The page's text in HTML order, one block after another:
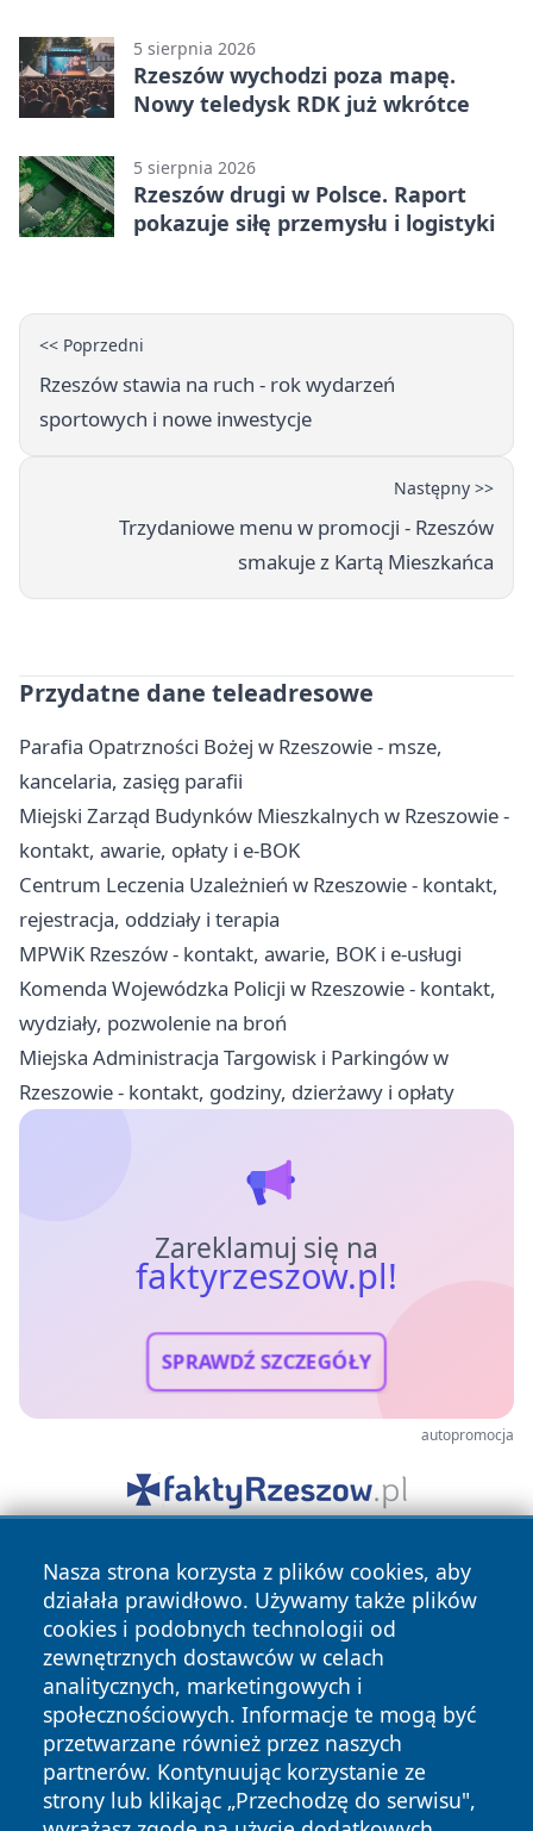
5 sierpnia 2026
Rzeszów wychodzi poza mapę.
Nowy teledysk RDK już wkrótce
5 sierpnia 2026
Rzeszów drugi w Polsce. Raport
pokazuje siłę przemysłu i logistyki
<< Poprzedni
Rzeszów stawia na ruch - rok wydarzeń
sportowych i nowe inwestycje
Następny >>
Trzydaniowe menu w promocji - Rzeszów
smakuje z Kartą Mieszkańca
Przydatne dane teleadresowe
Parafia Opatrzności Bożej w Rzeszowie - msze,
kancelaria, zasięg parafii
Miejski Zarząd Budynków Mieszkalnych w Rzeszowie -
kontakt, awarie, opłaty i e-BOK
Centrum Leczenia Uzależnień w Rzeszowie - kontakt,
rejestracja, oddziały i terapia
MPWiK Rzeszów - kontakt, awarie, BOK i e-usługi
Komenda Wojewódzka Policji w Rzeszowie - kontakt,
wydziały, pozwolenie na broń
Miejska Administracja Targowisk i Parkingów w
Rzeszowie - kontakt, godziny, dzierżawy i opłaty
Zareklamuj się na
faktyrzeszow.pl!
SPRAWDŹ SZCZEGÓŁY
autopromocja
Nasza strona korzysta z plików cookies, aby
działała prawidłowo. Używamy także plików
cookies i podobnych technologii od
zewnętrznych dostawców w celach
analitycznych, marketingowych i
społecznościowych. Informacje te mogą być
przetwarzane również przez naszych
partnerów. Kontynuując korzystanie ze
strony lub klikając „Przechodzę do serwisu",
Copyright © 2026 faktyrzeszow.pl Wszystkie prawa
zastrzeżone.
Polityka
Polityka